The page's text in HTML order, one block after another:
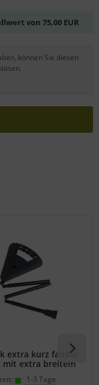
von 75,00 EUR
können Sie diesen
extra kurz faltbar
mit extra breitem
1-3 Tage